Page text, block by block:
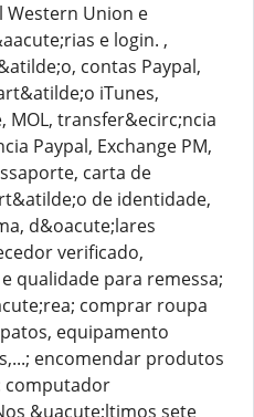
Western Union e
e login. ,
contas Paypal,
iTunes,
MOL, transfer&ecirc;ncia
Paypal, Exchange PM,
carta de
de identidade,
d&oacute;lares
verificado,
qualidade para remessa;
comprar roupa
equipamento
encomendar produtos
computador
&uacute;ltimos sete